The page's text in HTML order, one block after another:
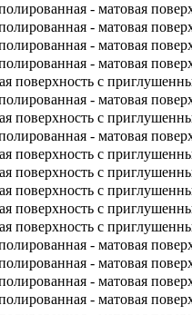
- матовая
- матовая
- матовая
- матовая
поверхность с
- матовая
поверхность с
- матовая
поверхность с
поверхность с
поверхность с
поверхность с
поверхность с
- матовая
- матовая
- матовая
- матовая